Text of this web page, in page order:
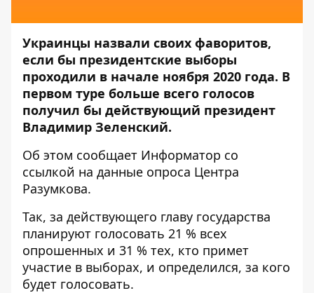
Украинцы назвали своих фаворитов,
если бы президентские выборы
проходили в начале ноября 2020 года. В
первом туре больше всего голосов
получил бы действующий президент
Владимир Зеленский.
Об этом сообщает Информатор со
ссылкой на данные опроса Центра
Разумкова.
Так, за действующего главу государства
планируют голосовать 21 % всех
опрошенных и 31 % тех, кто примет
участие в выборах, и определился, за кого
будет голосовать.